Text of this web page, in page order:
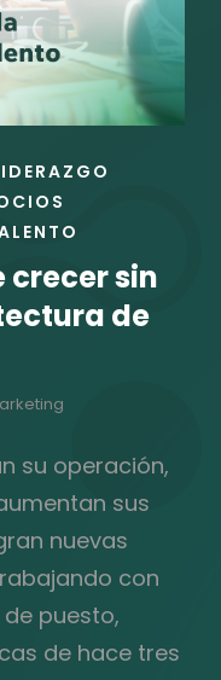
crecer sin
de
su operación,
sus
nuevas
con
puesto,
de hace tres